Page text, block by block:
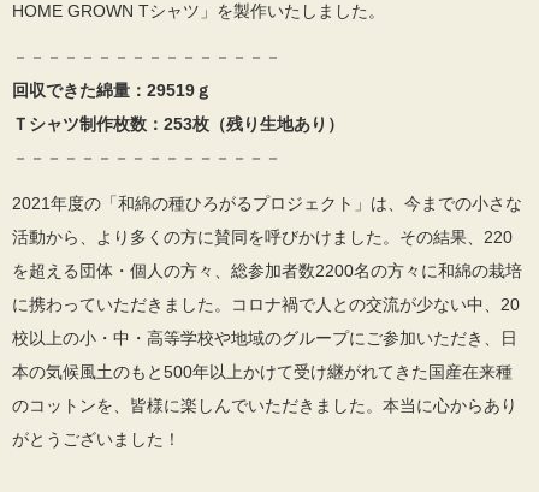
HOME GROWN Tシャツ」を製作いたしました。
－－－－－－－－－－－－－－－－
回収できた綿量：29519ｇ
Ｔシャツ制作枚数：253枚（残り生地あり）
－－－－－－－－－－－－－－－－
2021年度の「和綿の種ひろがるプロジェクト」は、今までの小さな
活動から、より多くの方に賛同を呼びかけました。その結果、220
を超える団体・個人の方々、総参加者数2200名の方々に和綿の栽培
に携わっていただきました。コロナ禍で人との交流が少ない中、20
校以上の小・中・高等学校や地域のグループにご参加いただき、日
本の気候風土のもと500年以上かけて受け継がれてきた国産在来種
のコットンを、皆様に楽しんでいただきました。本当に心からあり
がとうございました！